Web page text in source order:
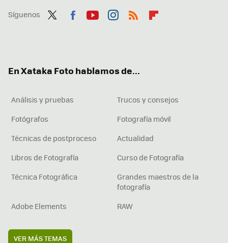
Síguenos
En Xataka Foto hablamos de...
Análisis y pruebas
Trucos y consejos
Fotógrafos
Fotografía móvil
Técnicas de postproceso
Actualidad
Libros de Fotografía
Curso de Fotografía
Técnica Fotográfica
Grandes maestros de la
fotografía
Adobe Elements
RAW
VER MÁS TEMAS